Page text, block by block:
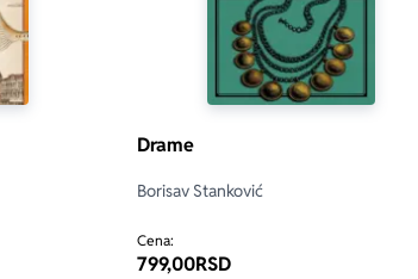
Drame
Borisav Stanković
Cena:
799,00RSD